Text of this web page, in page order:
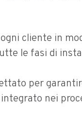
cliente in
le fasi di
per
nei